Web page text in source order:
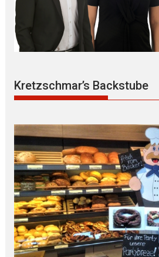
Kretzschmar’s Backstube